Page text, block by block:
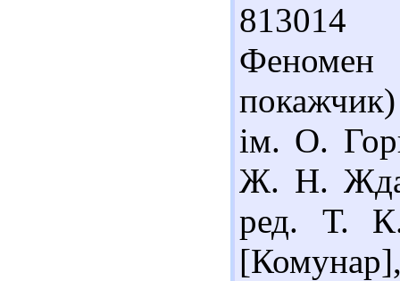
813014
Феномен
ім. О.
Ж. Н.
ред. Т.